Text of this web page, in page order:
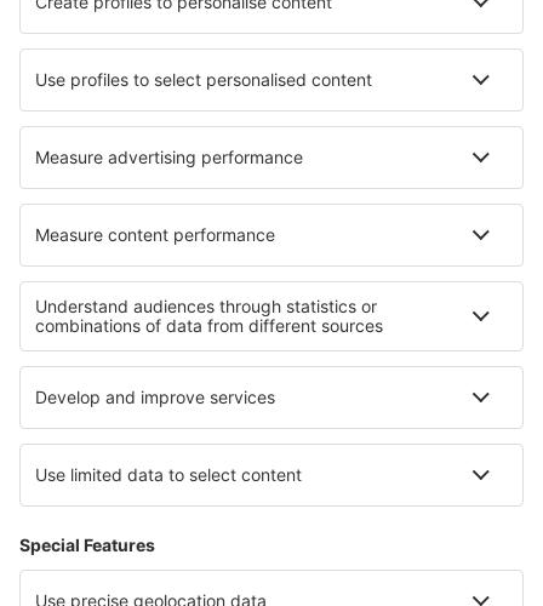
Eurowings
Turkish Airlines
Über eSky
Impressum
AGB
Meine Reservierung
Datenschutz
Hilfe und Kontakt
Privatsphäre
Länder